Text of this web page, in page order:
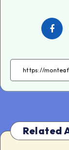
Related